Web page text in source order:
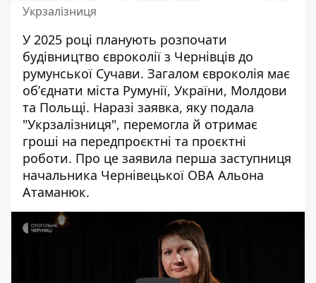
Укрзалізниця
У 2025 році планують розпочати
будівництво євроколії з Чернівців до
румунської Сучави. Загалом євроколія має
обʼєднати міста Румунії, України, Молдови
та Польщі. Наразі заявка, яку подала
"Укрзалізниця", перемогла й отримає
гроші на передпроєктні та проєктні
роботи. Про це заявила перша заступниця
начальника Чернівецької ОВА Альона
Атаманюк.